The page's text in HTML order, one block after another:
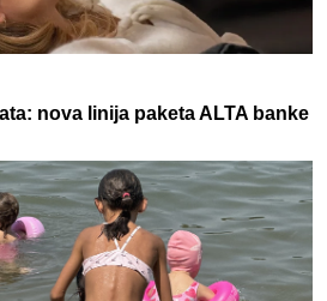
nova linija paketa ALTA banke